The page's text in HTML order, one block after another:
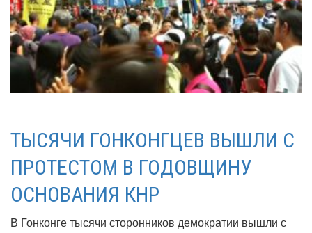
ТЫСЯЧИ ГОНКОНГЦЕВ ВЫШЛИ С
ПРОТЕСТОМ В ГОДОВЩИНУ
ОСНОВАНИЯ КНР
В Гонконге тысячи сторонников демократии вышли с